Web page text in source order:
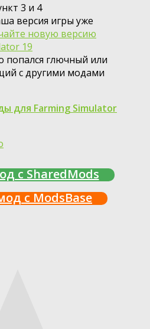
3 и 4
версия игры уже
новую версию
19
попался глючный или
с другими модами
для Farming Simulator
с SharedMods
с ModsBase